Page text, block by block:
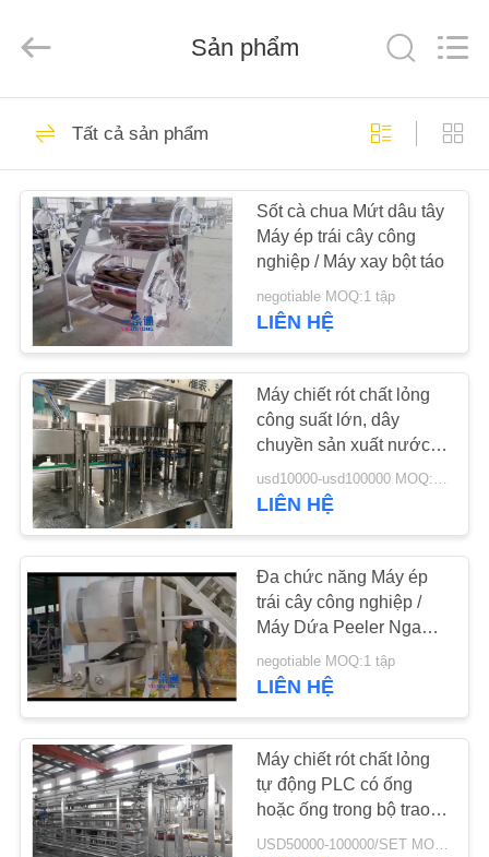
TRANG
CHỦ
CÁC
SẢN
PHẨM
VIDEO
HƯỚNG
DẪN
VR
VỀ
CHÚNG
TÔI
THAM
QUAN
NHÀ
MÁY
CO.,LTD.
Aseptic Bag Filler
Máy chiết rót BIB
62
Túi vô trùng
118
63
Sản phẩm
Tất cả sản phẩm
Sốt cà chua Mứt dâu tây
Máy ép trái cây công
nghiệp / Máy xay bột táo
negotiable MOQ:1 tập
LIÊN HỆ
Máy chiết rót chất lỏng
công suất lớn, dây
chuyền sản xuất nước
ép tiếng ồn thấp
usd10000-usd100000 MOQ:1 tập
LIÊN HỆ
Đa chức năng Máy ép
trái cây công nghiệp /
Máy Dứa Peeler Ngang
dao cố định
negotiable MOQ:1 tập
LIÊN HỆ
Máy chiết rót chất lỏng
tự động PLC có ống
hoặc ống trong bộ trao
đổi nhiệt ống